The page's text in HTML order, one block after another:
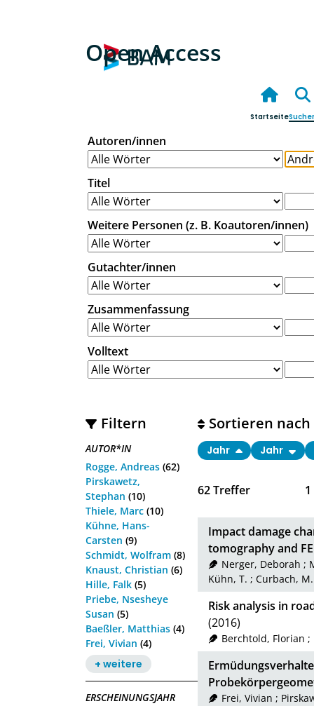
Open Access
Startseite
Autoren/innen
Titel
Weitere Personen (z. B. Koautoren/innen)
Gutachter/innen
Zusammenfassung
Volltext
Filtern
AUTOR*IN
Rogge, Andreas (62)
Pirskawetz,
Stephan (10)
Thiele, Marc (10)
Kühne, Hans-
Carsten (9)
Schmidt, Wolfram (8)
Knaust, Christian (6)
Hille, Falk (5)
Priebe, Nsesheye
Susan (5)
Baeßler, Matthias (4)
Frei, Vivian (4)
+ weitere
ERSCHEINUNGSJAHR
62Treffer 1
Sortieren nach
Jahr Jahr
Impact damage
tomography and
Nerger, Deborah ;
Kühn, T. ; Curbach, M.
Risk analysis in
(2016)
Berchtold, Florian ;
Frei, Vivian ;